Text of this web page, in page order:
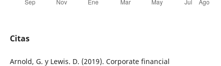
Citas
Arnold, G. y Lewis. D. (2019). Corporate financial